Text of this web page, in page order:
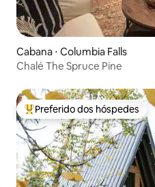
Cabana ⋅ Columbia Falls
Chalé The Spruce Pine
Entre os melhores preferidos
Preferido dos hóspedes